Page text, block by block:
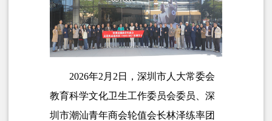
2026年2月2日，深圳市人大常委会
教育科学文化卫生工作委员会委员、深
圳市潮汕青年商会轮值会长林泽练率团